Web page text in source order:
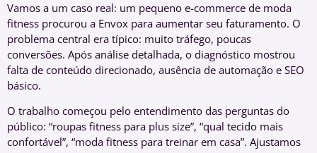
Vamos a um caso real: um pequeno e-commerce de moda
fitness procurou a Envox para aumentar seu faturamento. O
problema central era típico: muito tráfego, poucas
conversões. Após análise detalhada, o diagnóstico mostrou
falta de conteúdo direcionado, ausência de automação e SEO
básico.
O trabalho começou pelo entendimento das perguntas do
público: “roupas fitness para plus size”, “qual tecido mais
confortável”, “moda fitness para treinar em casa”. Ajustamos